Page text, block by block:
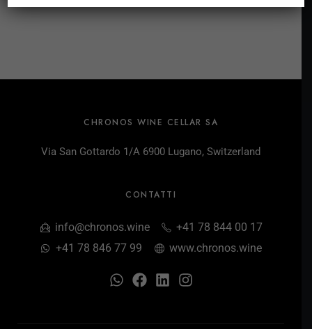
CHRONOS WINE CELLAR SA
Via San Gottardo 1/A 6900 Lugano, Switzerland
CONTATTI
info@chronos.wine
+41 78 844 00 17
+41 78 846 77 99
www.chronos.wine